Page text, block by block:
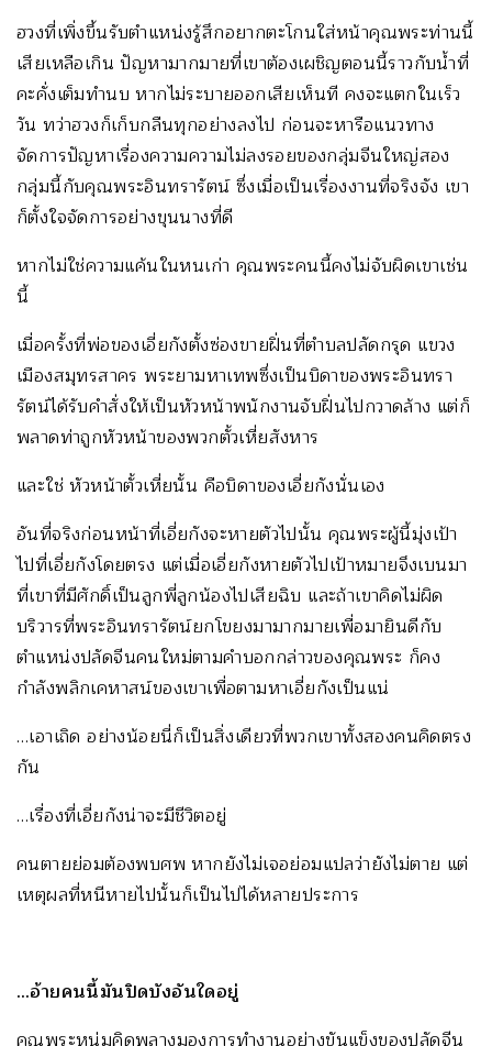
ฮวงที่เพิ่งขึ้นรับตำแหน่งรู้สึกอยากตะโกนใส่หน้าคุณพระท่านนี้
เสียเหลือเกิน ปัญหามากมายที่เขาต้องเผชิญตอนนี้ราวกับน้ำที่
คะคั่งเต็มทำนบ หากไม่ระบายออกเสียเห็นที คงจะแตกในเร็ว
วัน ทว่าฮวงก็เก็บกลืนทุกอย่างลงไป ก่อนจะหารือแนวทาง
จัดการปัญหาเรื่องความความไม่ลงรอยของกลุ่มจีนใหญ่สอง
กลุ่มนี้กับคุณพระอินทรารัตน์ ซึ่งเมื่อเป็นเรื่องงานที่จริงจัง เขา
ก็ตั้งใจจัดการอย่างขุนนางที่ดี
หากไม่ใช่ความแค้นในหนเก่า คุณพระคนนี้คงไม่จับผิดเขาเช่น
นี้
เมื่อครั้งที่พ่อของเอี่ยกังตั้งซ่องขายฝิ่นที่ตำบลปลัดกรุด แขวง
เมืองสมุทรสาคร พระยามหาเทพซึ่งเป็นบิดาของพระอินทรา
รัตน์ได้รับคำสั่งให้เป็นหัวหน้าพนักงานจับฝิ่นไปกวาดล้าง แต่ก็
พลาดท่าถูกหัวหน้าของพวกตั้วเหี่ยสังหาร
และใช่ หัวหน้าตั้วเหี่ยนั้น คือบิดาของเอี่ยกังนั่นเอง
อันที่จริงก่อนหน้าที่เอี่ยกังจะหายตัวไปนั้น คุณพระผู้นี้มุ่งเป้า
ไปที่เอี่ยกังโดยตรง แต่เมื่อเอี่ยกังหายตัวไปเป้าหมายจึงเบนมา
ที่เขาที่มีศักดิ์เป็นลูกพี่ลูกน้องไปเสียฉิบ และถ้าเขาคิดไม่ผิด
บริวารที่พระอินทรารัตน์ยกโขยงมามากมายเพื่อมายินดีกับ
ตำแหน่งปลัดจีนคนใหม่ตามคำบอกกล่าวของคุณพระ ก็คง
กำลังพลิกเคหาสน์ของเขาเพื่อตามหาเอี่ยกังเป็นแน่
…เอาเถิด อย่างน้อยนี่ก็เป็นสิ่งเดียวที่พวกเขาทั้งสองคนคิดตรง
กัน
…เรื่องที่เอี่ยกังน่าจะมีชีวิตอยู่
คนตายย่อมต้องพบศพ หากยังไม่เจอย่อมแปลว่ายังไม่ตาย แต่
เหตุผลที่หนีหายไปนั้นก็เป็นไปได้หลายประการ
…อ้ายคนนี้มันปิดบังอันใดอยู่
คุณพระหนุ่มคิดพลางมองการทำงานอย่างขันแข็งของปลัดจีน